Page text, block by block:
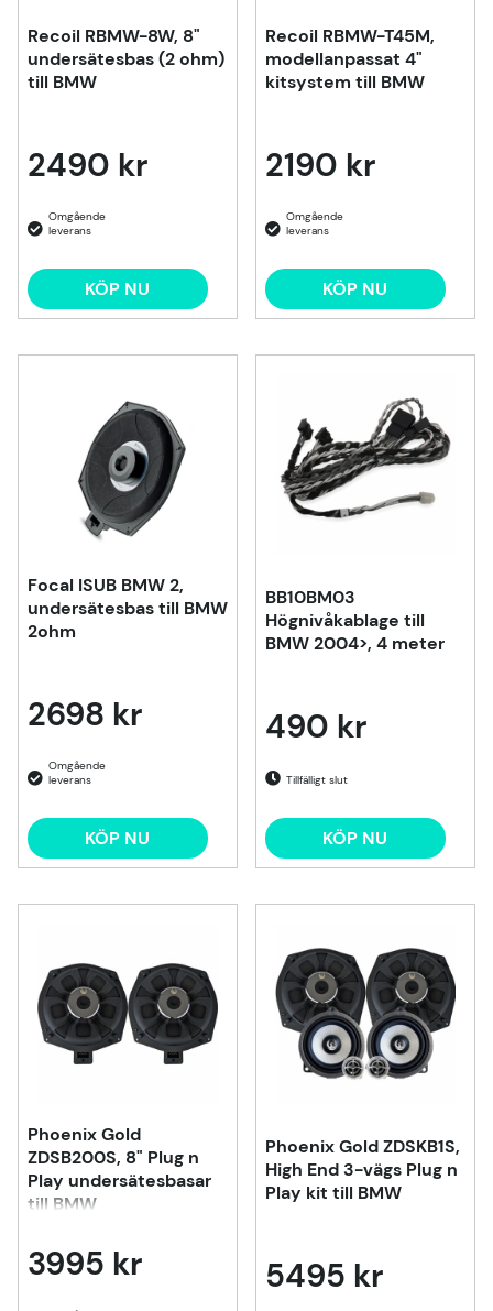
Recoil RBMW-8W, 8"
undersätesbas (2 ohm)
till BMW
2490 kr
KÖP NU
Recoil RBMW-T45M,
modellanpassat 4"
kitsystem till BMW
2190 kr
KÖP NU
Focal ISUB BMW 2,
undersätesbas till BMW
2ohm
2698 kr
KÖP NU
BB10BM03
Högnivåkablage till
BMW 2004>, 4 meter
490 kr
Tillfälligt slut
KÖP NU
Phoenix Gold
ZDSB200S, 8" Plug n
Play undersätesbasar
till BMW
3995 kr
Phoenix Gold ZDSKB1S,
High End 3-vägs Plug n
Play kit till BMW
5495 kr